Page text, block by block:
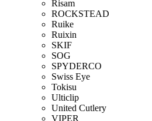
Risam
ROCKSTEAD
Ruike
Ruixin
SKIF
SOG
SPYDERCO
Swiss Eye
Tokisu
Ulticlip
United Cutlery
VIPER